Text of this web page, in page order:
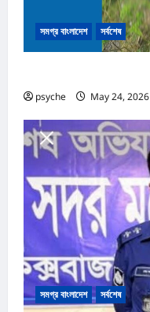
সমগ্র বাংলাদেশ সর্বশেষ
psyche May 24, 2026
সমগ্র বাংলাদেশ সর্বশেষ